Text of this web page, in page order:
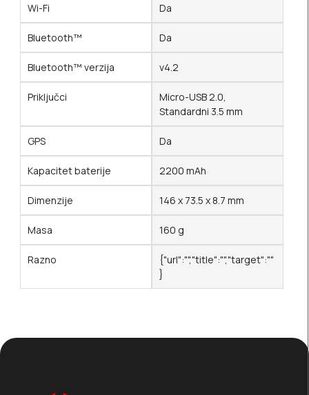
Wi-Fi Da
Bluetooth™ Da
Bluetooth™ verzija v4.2
Priključci
Micro-USB 2.0,
Standardni 3.5 mm
GPS Da
Kapacitet baterije 2200 mAh
Dimenzije 146 x 73.5 x 8.7 mm
Masa 160 g
Razno
{"url":"","title":"","target":""
}